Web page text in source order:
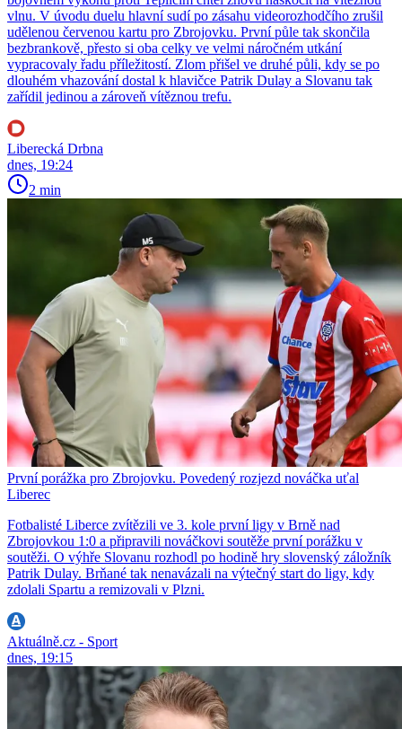
vlnu. V úvodu duelu hlavní sudí po zásahu videorozhodčího zrušil
udělenou červenou kartu pro Zbrojovku. První půle tak skončila
bezbrankově, přesto si oba celky ve velmi náročném utkání
vypracovaly řadu příležitostí. Zlom přišel ve druhé půli, kdy se po
dlouhém vhazování dostal k hlavičce Patrik Dulay a Slovanu tak
zařídil jedinou a zároveň vítěznou trefu.
Liberecká Drbna
dnes, 19:24
2 min
První porážka pro Zbrojovku. Povedený rozjezd nováčka uťal
Liberec
Fotbalisté Liberce zvítězili ve 3. kole první ligy v Brně nad
Zbrojovkou 1:0 a připravili nováčkovi soutěže první porážku v
soutěži. O výhře Slovanu rozhodl po hodině hry slovenský záložník
Patrik Dulay. Brňané tak nenavázali na výtečný start do ligy, kdy
zdolali Spartu a remizovali v Plzni.
Aktuálně.cz - Sport
dnes, 19:15